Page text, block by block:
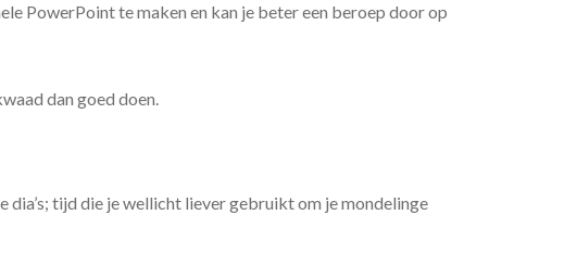
PowerPoint te maken en kan je beter een beroep door op
dan goed doen.
dia’s; tijd die je wellicht liever gebruikt om je mondelinge